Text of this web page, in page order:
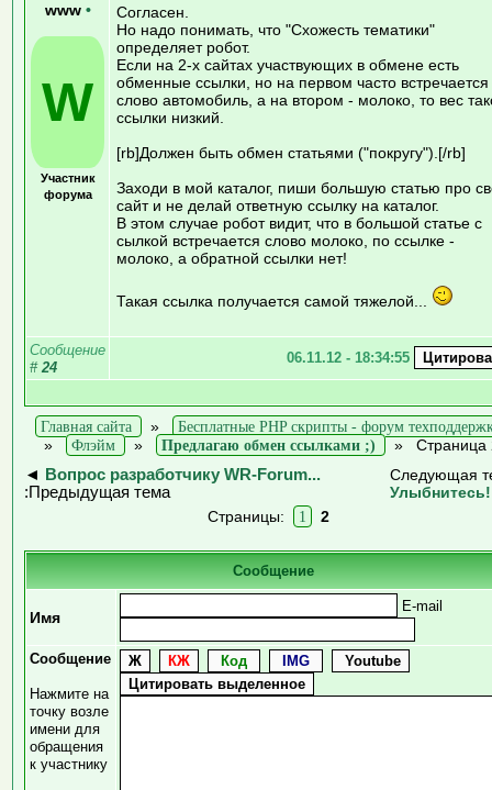
www •
W
Участник
форума
Согласен.
Но надо понимать, что "Схожесть тематики"
определяет робот.
Если на 2-х сайтах участвующих в обмене есть
обменные ссылки, но на первом часто встречается
слово автомобиль, а на втором - молоко, то вес
ссылки низкий.
[rb]Должен быть обмен статьями ("покругу").[/rb]
Заходи в мой каталог, пиши большую статью про
сайт и не делай ответную ссылку на каталог.
В этом случае робот видит, что в большой статье с
сылкой встречается слово молоко, по ссылке -
молоко, а обратной ссылки нет!
Такая ссылка получается самой тяжелой...
Сообщение
# 24
06.11.12 - 18:34:55
Главная сайта »
Бесплатные PHP скрипты - форум
»
Флэйм » Предлагаю обмен ссылками ;) » Страница
◄
Вопрос разработчику WR-Forum...
:Предыдущая тема
Следующая
Страницы:
1 2
Сообщение
Имя
E-mail
Сообщение
Нажмите на
точку возле
имени для
обращения
к участнику